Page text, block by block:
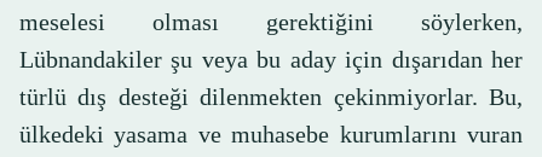
meselesi olması gerektiğini söylerken,
Lübnandakiler şu veya bu aday için dışarıdan her
türlü dış desteği dilenmekten çekinmiyorlar. Bu,
ülkedeki yasama ve muhasebe kurumlarını vuran